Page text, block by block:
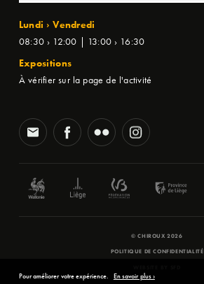
Lundi › Vendredi
08:30 › 12:00 | 13:00 › 16:30
Expositions
À vérifier sur la page de l'activité
© CHIROUX 2026
POLITIQUE DE CONFIDENTIALITÉ
Pour améliorer votre expérience. En savoir plus ›